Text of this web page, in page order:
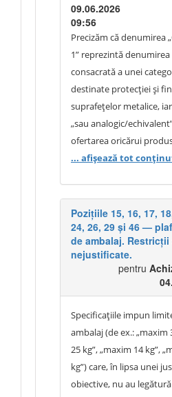
tehnică prezentată,
sau superioare. În ceea
ambalajul solicitat,
în baza necesităților
instituției și a modului
utilizare a produsului în
subdiviziunilor
privind ambalajul
unei gestionări eficiente
reducerea pierderilor de
necesităților instituției,
scop restrângerea
consecință, solicitarea
referirii la produsul de
modificare a cerințelor
cea de-a treia funcție/
în vedere de
pentru produsul solicitat
să precizați dacă
fost formulată incomplet
09.06.2026
09:56
Precizăm că denumirea
1” reprezintă
consacrată a unei
destinate protecției și
suprafețelor metalice,
„sau analogic/
ofertarea oricărui
caracteristici similare. În
grund anticoroziv, strat
protecție și strat final
Astfel, produsul permite
directă pe suprafețe
corespunzător,
în mod tradițional, ar
mai multor produse
tehnică inclusă în
atribuire nu este
modifică destinația sau
produsului solicitat,
... afișează tot
Pozițiile 15, 16, 17,
24, 26, 29 și 46 —
de ambalaj. Restricții
nejustificate.
pentru
Specificațiile impun
ambalaj (de ex.: „maxim
25 kg”, „maxim 14 kg”,
kg”) care, în lipsa unei
obiective, nu au